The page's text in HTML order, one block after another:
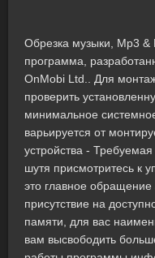
Обрезка музыки, Mp3 &
программа,
OnMobi Ltd.. Для
проверить
минимальное
варьируется от
устройства -
шутя присмотритесь к
это главное
присутствие на
памяти, для вас
вам высвободить